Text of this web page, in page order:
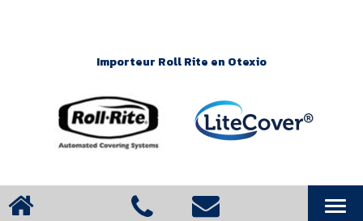
Importeur Roll Rite en Otexio